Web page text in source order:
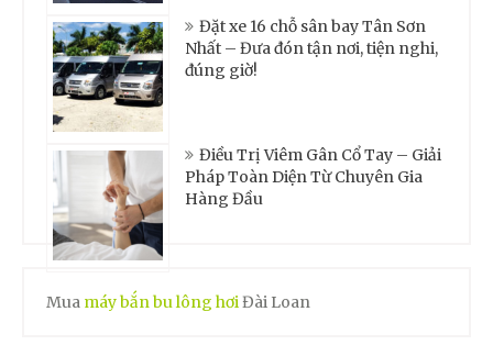
Đặt xe 16 chỗ sân bay Tân Sơn
Nhất – Đưa đón tận nơi, tiện nghi,
đúng giờ!
Điều Trị Viêm Gân Cổ Tay – Giải
Pháp Toàn Diện Từ Chuyên Gia
Hàng Đầu
Mua máy bắn bu lông hơiĐài Loan